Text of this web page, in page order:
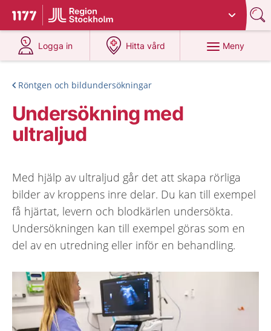
Till startsidan för 1177
Du har valt region
Logga in
på 1177.se
Hitta vård
på 1177.se
Meny
Röntgen och bildundersökningar
Undersökning med
ultraljud
Med hjälp av ultraljud går det att skapa rörliga
bilder av kroppens inre delar. Du kan till exempel
få hjärtat, levern och blodkärlen undersökta.
Undersökningen kan till exempel göras som en
del av en utredning eller inför en behandling.